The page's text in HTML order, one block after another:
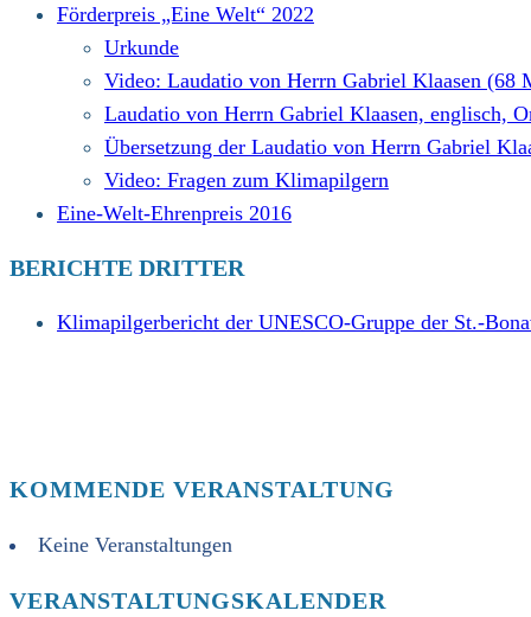
Förderpreis „Eine Welt“ 2022
Urkunde
Video: Laudatio von Herrn Gabriel Klaasen (68
Laudatio von Herrn Gabriel Klaasen, englisch,
Übersetzung der Laudatio von Herrn Gabriel
Video: Fragen zum Klimapilgern
Eine-Welt-Ehrenpreis 2016
BERICHTE DRITTER
Klimapilgerbericht der UNESCO-Gruppe der St.-
KOMMENDE VERANSTALTUNG
Keine Veranstaltungen
VERANSTALTUNGSKALENDER